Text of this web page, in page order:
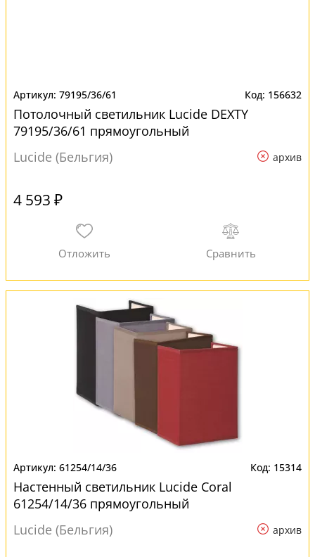
79195/36/61 156632
Потолочный светильник Lucide DEXTY
79195/36/61 прямоугольный
Lucide (Бельгия)
архив
4 593 ₽
61254/14/36 15314
Настенный светильник Lucide Coral
61254/14/36 прямоугольный
Lucide (Бельгия)
архив